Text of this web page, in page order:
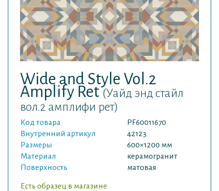
Wide and Style Vol.2
Amplify Ret(Уайд энд стайл
вол.2 амплифи рет)
Код товара
PF60011670
Внутренний артикул
42123
Размеры
600×1200 мм
Материал
керамогранит
Поверхность
матовая
Есть образец в магазине